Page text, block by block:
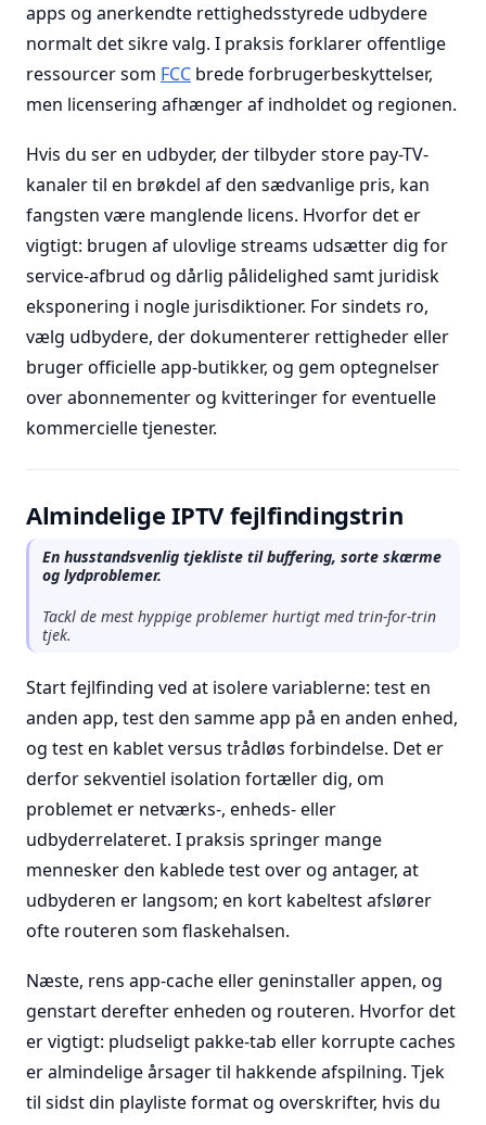
apps og anerkendte rettighedsstyrede udbydere
normalt det sikre valg. I praksis forklarer offentlige
ressourcer som FCC brede forbrugerbeskyttelser,
men licensering afhænger af indholdet og regionen.
Hvis du ser en udbyder, der tilbyder store pay-TV-
kanaler til en brøkdel af den sædvanlige pris, kan
fangsten være manglende licens. Hvorfor det er
vigtigt: brugen af ulovlige streams udsætter dig for
service-afbrud og dårlig pålidelighed samt juridisk
eksponering i nogle jurisdiktioner. For sindets ro,
vælg udbydere, der dokumenterer rettigheder eller
bruger officielle app-butikker, og gem optegnelser
over abonnementer og kvitteringer for eventuelle
kommercielle tjenester.
Almindelige IPTV fejlfindingstrin
En husstandsvenlig tjekliste til buffering, sorte skærme
og lydproblemer.
Tackl de mest hyppige problemer hurtigt med trin-for-trin
tjek.
Start fejlfinding ved at isolere variablerne: test en
anden app, test den samme app på en anden enhed,
og test en kablet versus trådløs forbindelse. Det er
derfor sekventiel isolation fortæller dig, om
problemet er netværks-, enheds- eller
udbyderrelateret. I praksis springer mange
mennesker den kablede test over og antager, at
udbyderen er langsom; en kort kabeltest afslører
ofte routeren som flaskehalsen.
Næste, rens app-cache eller geninstaller appen, og
genstart derefter enheden og routeren. Hvorfor det
er vigtigt: pludseligt pakke-tab eller korrupte caches
er almindelige årsager til hakkende afspilning. Tjek
til sidst din playliste format og overskrifter, hvis du